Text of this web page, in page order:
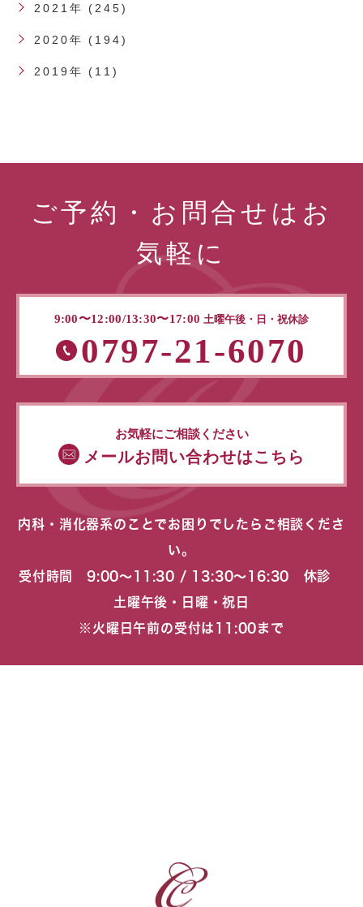
2021年 (245)
2020年 (194)
2019年 (11)
ご予約・お問合せはお
気軽に
9:00〜12:00/13:30〜17:00 土曜午後・日・祝休診
0797-21-6070
お気軽にご相談ください
メールお問い合わせはこちら
内科・消化器系のことでお困りでしたらご相談くださ
い。
受付時間 9:00〜11:30 / 13:30〜16:30 休診
土曜午後・日曜・祝日
※火曜日午前の受付は11:00まで